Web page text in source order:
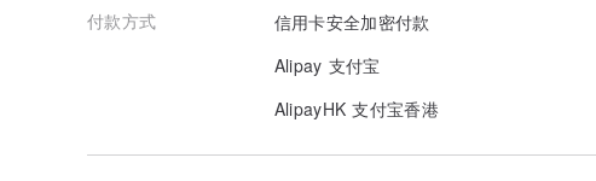
付款方式
信用卡安全加密付款
Alipay 支付宝
AlipayHK 支付宝香港